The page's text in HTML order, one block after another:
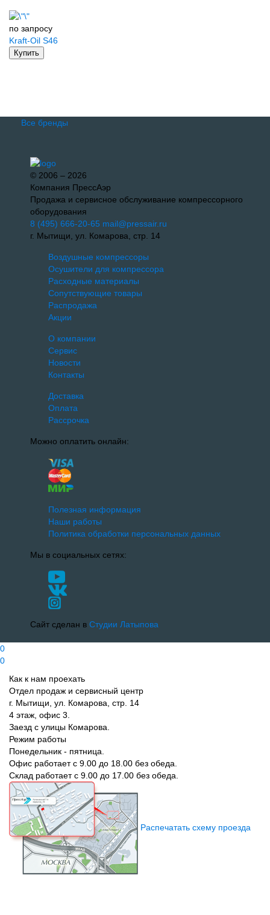
по запросу
Kraft-Oil S46
Купить
Все бренды
© 2006 – 2026
Компания ПрессАэр
Продажа и сервисное обслуживание компрессорного
оборудования
8 (495) 666-20-65 mail@pressair.ru
г. Мытищи, ул. Комарова, стр. 14
Воздушные компрессоры
Осушители для компрессора
Расходные материалы
Сопутствующие товары
Распродажа
Акции
О компании
Сервис
Новости
Контакты
Доставка
Оплата
Рассрочка
Можно оплатить онлайн:
Полезная информация
Наши работы
Политика обработки персональных данных
Мы в социальных сетях:
Сайт сделан в Студии Латыпова
0
0
Как к нам проехать
Отдел продаж и сервисный центр
г. Мытищи, ул. Комарова, стр. 14
4 этаж, офис 3.
Заезд с улицы Комарова.
Режим работы
Понедельник - пятница.
Офис работает с 9.00 до 18.00 без обеда.
Склад работает с 9.00 до 17.00 без обеда.
Распечатать схему проезда